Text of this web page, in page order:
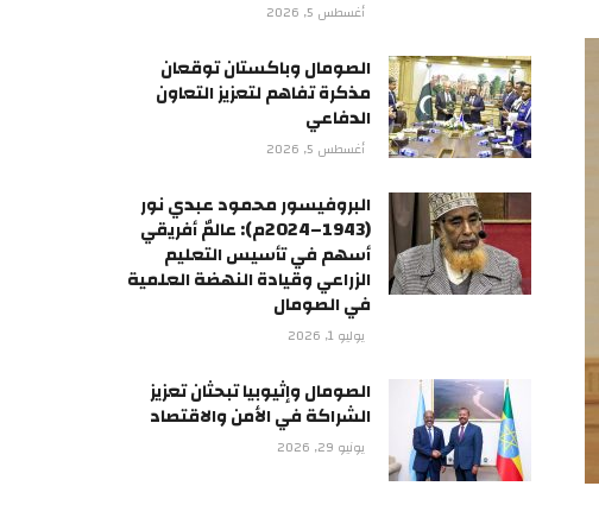
أغسطس 5, 2026
الصومال وباكستان توقعان
مذكرة تفاهم لتعزيز التعاون
الدفاعي
أغسطس 5, 2026
البروفيسور محمود عبدي نور
(1943–2024م): عالمٌ أفريقي
أسهم في تأسيس التعليم
الزراعي وقيادة النهضة العلمية
في الصومال
يوليو 1, 2026
الصومال وإثيوبيا تبحثان تعزيز
الشراكة في الأمن والاقتصاد
يونيو 29, 2026